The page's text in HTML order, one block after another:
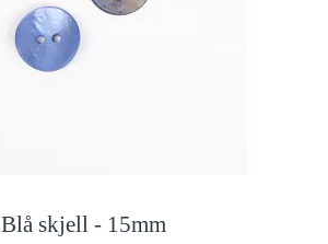
Blå skjell - 15mm